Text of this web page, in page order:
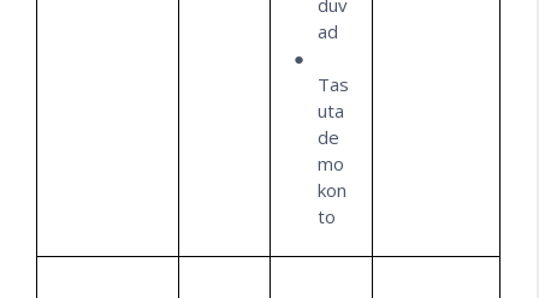
ad
Tas
uta
de
mo
kon
to